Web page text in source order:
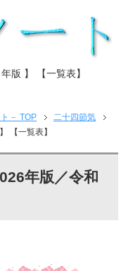
版 】 【一覧表】
－ TOP
二十四節気
【一覧表】
年版／令和